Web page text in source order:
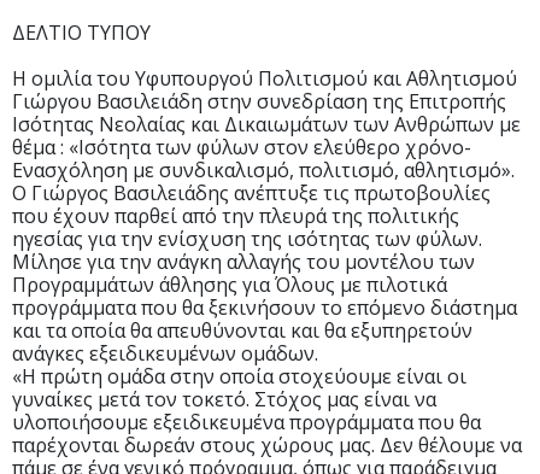
ΔΕΛΤΙΟ ΤΥΠΟΥ
Η ομιλία του Υφυπουργού Πολιτισμού και Αθλητισμού
Γιώργου Βασιλειάδη στην συνεδρίαση της Επιτροπής
Ισότητας Νεολαίας και Δικαιωμάτων των Ανθρώπων με
θέμα : «Ισότητα των φύλων στον ελεύθερο χρόνο-
Ενασχόληση με συνδικαλισμό, πολιτισμό, αθλητισμό».
Ο Γιώργος Βασιλειάδης ανέπτυξε τις πρωτοβουλίες
που έχουν παρθεί από την πλευρά της πολιτικής
ηγεσίας για την ενίσχυση της ισότητας των φύλων.
Μίλησε για την ανάγκη αλλαγής του μοντέλου των
Προγραμμάτων άθλησης για Όλους με πιλοτικά
προγράμματα που θα ξεκινήσουν το επόμενο διάστημα
και τα οποία θα απευθύνονται και θα εξυπηρετούν
ανάγκες εξειδικευμένων ομάδων.
«Η πρώτη ομάδα στην οποία στοχεύουμε είναι οι
γυναίκες μετά τον τοκετό. Στόχος μας είναι να
υλοποιήσουμε εξειδικευμένα προγράμματα που θα
παρέχονται δωρεάν στους χώρους μας. Δεν θέλουμε να
πάμε σε ένα γενικό πρόγραμμα, όπως για παράδειγμα